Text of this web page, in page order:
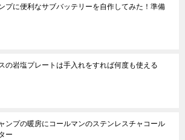
プに便利なサブバッテリーを自作してみた！準備
の岩塩プレートは手入れをすれば何度も使える
ンプの暖房にコールマンのステンレスチャコール
ー